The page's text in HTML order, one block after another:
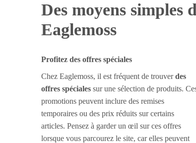
Des moyens simples
Eaglemoss
Profitez des offres spéciales
Chez Eaglemoss, il est fréquent de trouverdes
offres spéciales sur une sélection de produits.
promotions peuvent inclure des remises
temporaires ou des prix réduits sur certains
articles. Pensez à garder un œil sur ces offres
lorsque vous parcourez le site, car elles peuvent